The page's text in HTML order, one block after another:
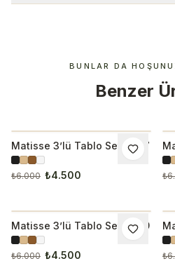
BUNLAR DA
Benzer
İNDIRIM
Matisse 3’lü Tablo Seti 3217
₺6.000 ₺4.500
İNDIRIM
Matisse 3’lü Tablo Seti 3219
₺6.000 ₺4.500